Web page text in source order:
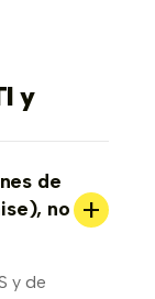
y
de
no +
y de